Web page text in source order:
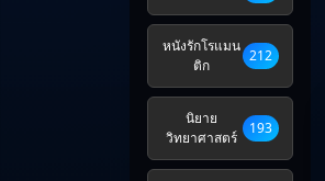
หนังรักโรแมน
ติก
212
นิยาย
วิทยาศาสตร์
193